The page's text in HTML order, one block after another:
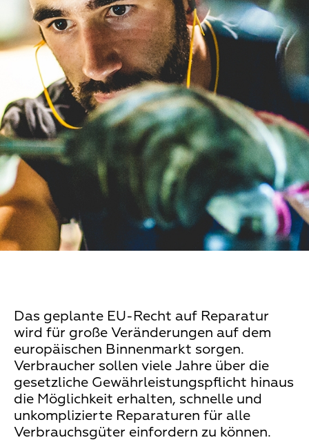
Das geplante EU-Recht auf Reparatur
wird für große Veränderungen auf dem
europäischen Binnenmarkt sorgen.
Verbraucher sollen viele Jahre über die
gesetzliche Gewährleistungspflicht hinaus
die Möglichkeit erhalten, schnelle und
unkomplizierte Reparaturen für alle
Verbrauchsgüter einfordern zu können.